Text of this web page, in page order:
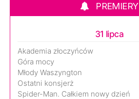
PREMIERY
31 lipca
Akademia złoczyńców
Góra mocy
Młody Waszyngton
Ostatni konsjerż
Spider-Man. Całkiem nowy dzień